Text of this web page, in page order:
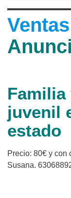
Ventas
Familia
juvenil
estado
Precio: 80€ y con
Susana.